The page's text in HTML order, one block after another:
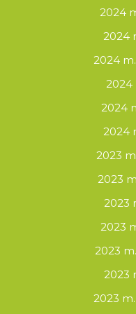
2024
2024
2024
2024
2024
2024
2023
2023
2023
2023
2023
2023
2023